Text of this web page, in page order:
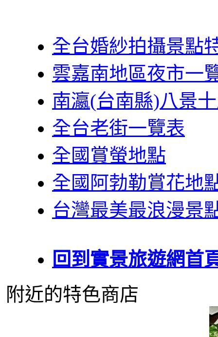
全台婚紗拍攝景點
雲嘉南地區夜市一
南瀛(台南縣)八景
全台老街一覽表
全國賞螢地點
全國阿勃勒賞花地
台灣最美最浪漫景
回到實景旅遊網首
附近的特色商店